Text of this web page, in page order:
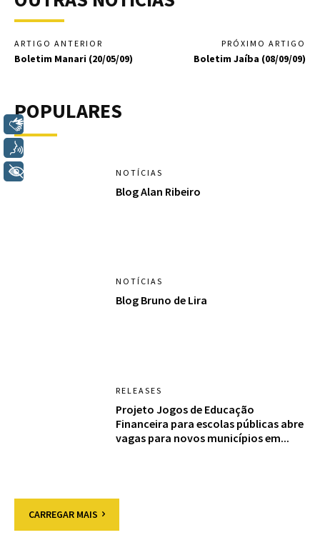
ARTIGO ANTERIOR
Boletim Manari (20/05/09)
PRÓXIMO ARTIGO
Boletim Jaíba (08/09/09)
POPULARES
NOTÍCIAS
Blog Alan Ribeiro
NOTÍCIAS
Blog Bruno de Lira
RELEASES
Projeto Jogos de Educação
Financeira para escolas públicas abre
vagas para novos municípios em...
CARREGAR MAIS
+ Acessibilidade